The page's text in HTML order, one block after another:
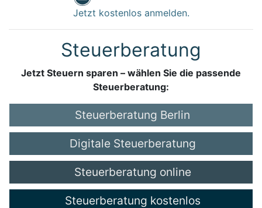
Jetzt kostenlos anmelden.
Steuerberatung
Jetzt Steuern sparen – wählen Sie die passende
Steuerberatung:
Steuerberatung Berlin
Digitale Steuerberatung
Steuerberatung online
Steuerberatung kostenlos